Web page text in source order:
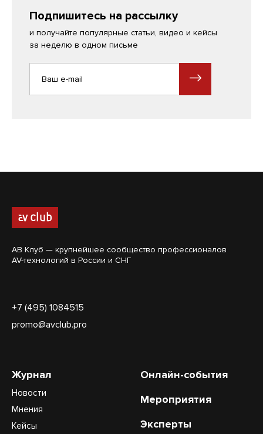
Подпишитесь на рассылку
и получайте популярные статьи, видео и кейсы
за неделю в одном письме
АВ Клуб — крупнейшее сообщество профессионалов
AV-технологий в России и СНГ
+7 (495) 1084515
promo@avclub.pro
Журнал
Новости
Мнения
Кейсы
Онлайн-события
Мероприятия
Эксперты